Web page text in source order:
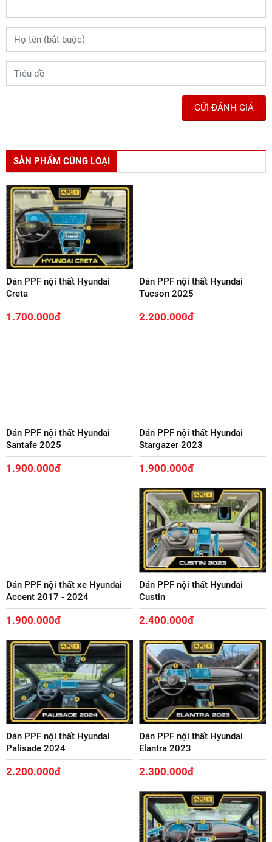
GỬI ĐÁNH GIÁ
SẢN PHẨM CÙNG LOẠI
Dán PPF nội thất Hyundai
Creta
1.700.000đ
Dán PPF nội thất Hyundai
Tucson 2025
2.200.000đ
Dán PPF nội thất Hyundai
Santafe 2025
1.900.000đ
Dán PPF nội thất Hyundai
Stargazer 2023
1.900.000đ
Dán PPF nội thất xe Hyundai
Accent 2017 - 2024
1.900.000đ
Dán PPF nội thất Hyundai
Custin
2.400.000đ
Dán PPF nội thất Hyundai
Palisade 2024
2.200.000đ
Dán PPF nội thất Hyundai
Elantra 2023
2.300.000đ